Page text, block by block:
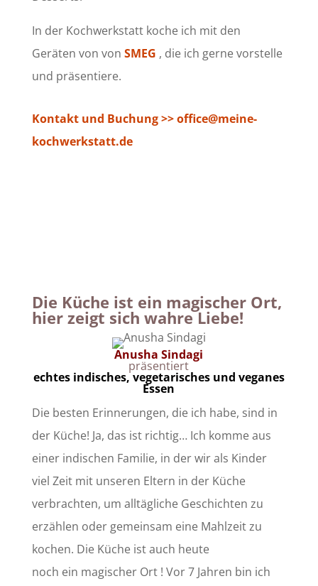
In der Kochwerkstatt koche ich mit den
Geräten von von SMEG , die ich gerne vorstelle
und präsentiere.
Kontakt und Buchung >> office@meine-
kochwerkstatt.de
Die Küche ist ein magischer Ort,
hier zeigt sich wahre Liebe!
Anusha Sindagi
präsentiert
echtes indisches, vegetarisches und veganes
Essen
Die besten Erinnerungen, die ich habe, sind in
der Küche! Ja, das ist richtig… Ich komme aus
einer indischen Familie, in der wir als Kinder
viel Zeit mit unseren Eltern in der Küche
verbrachten, um alltägliche Geschichten zu
erzählen oder gemeinsam eine Mahlzeit zu
kochen. Die Küche ist auch heute
noch ein magischer Ort ! Vor 7 Jahren bin ich